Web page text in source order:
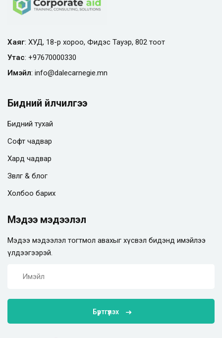
Хаяг: ХУД, 18-р хороо, Фидэс Тауэр, 802 тоот
Утас: +97670000330
Имэйл: info@dalecarnegie.mn
Бидний үйлчилгээ
Бидний тухай
Софт чадвар
Хард чадвар
Зөвлөгөө & блог
Холбоо барих
Мэдээ мэдээлэл
Мэдээ мэдээлэл тогтмол авахыг хүсвэл бидэнд имэйлээ
үлдээгээрэй.
Бүртгүүлэх